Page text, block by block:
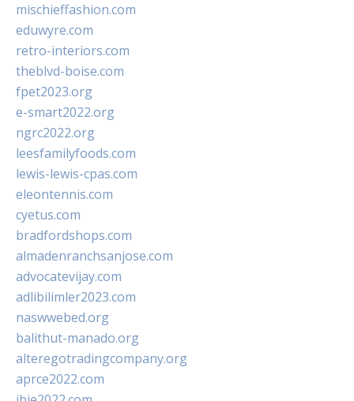
mischieffashion.com
eduwyre.com
retro-interiors.com
theblvd-boise.com
fpet2023.org
e-smart2022.org
ngrc2022.org
leesfamilyfoods.com
lewis-lewis-cpas.com
eleontennis.com
cyetus.com
bradfordshops.com
almadenranchsanjose.com
advocatevijay.com
adlibilimler2023.com
naswwebed.org
balithut-manado.org
alteregotradingcompany.org
aprce2022.com